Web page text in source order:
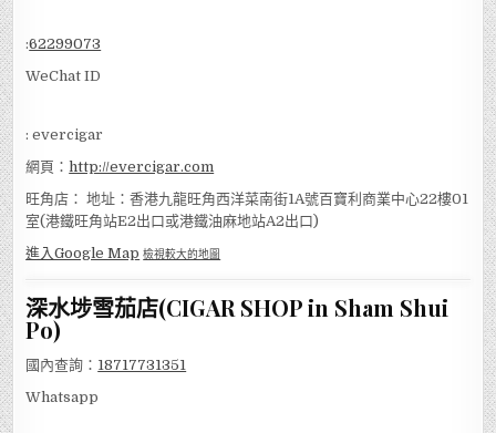
:62299073
WeChat ID
: evercigar
網頁：http://evercigar.com
旺角店： 地址：香港九龍旺角西洋菜南街1A號百寶利商業中心22樓01
室(港鐵旺角站E2出口或港鐵油麻地站A2出口)
進入Google Map 檢視較大的地圖
深水埗雪茄店(CIGAR SHOP in Sham Shui
Po)
國內查詢： 18717731351
Whatsapp